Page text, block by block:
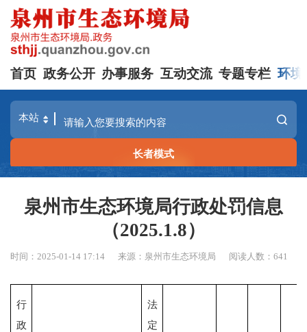
首页 政务公开 办事服务 互动交流 专题专栏 环境
长者模式
泉州市生态环境局行政处罚信息
（2025.1.8）
时间：2025-01-14 17:14 来源：泉州市生态环境局 阅读人数：641
行
政
法
定